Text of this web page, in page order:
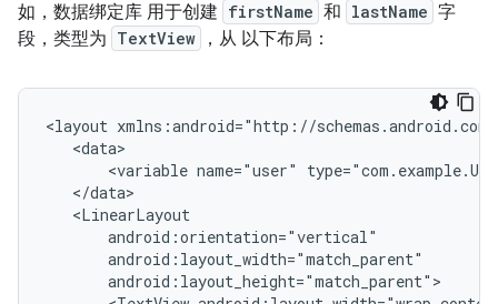
如，数据绑定库 用于创建 firstName 和 lastName 字
段，类型为 TextView ，从 以下布局：
<layout
<variable name="user"